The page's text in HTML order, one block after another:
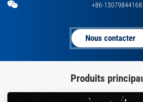
+86-13079844168
Nous contacter
Produits